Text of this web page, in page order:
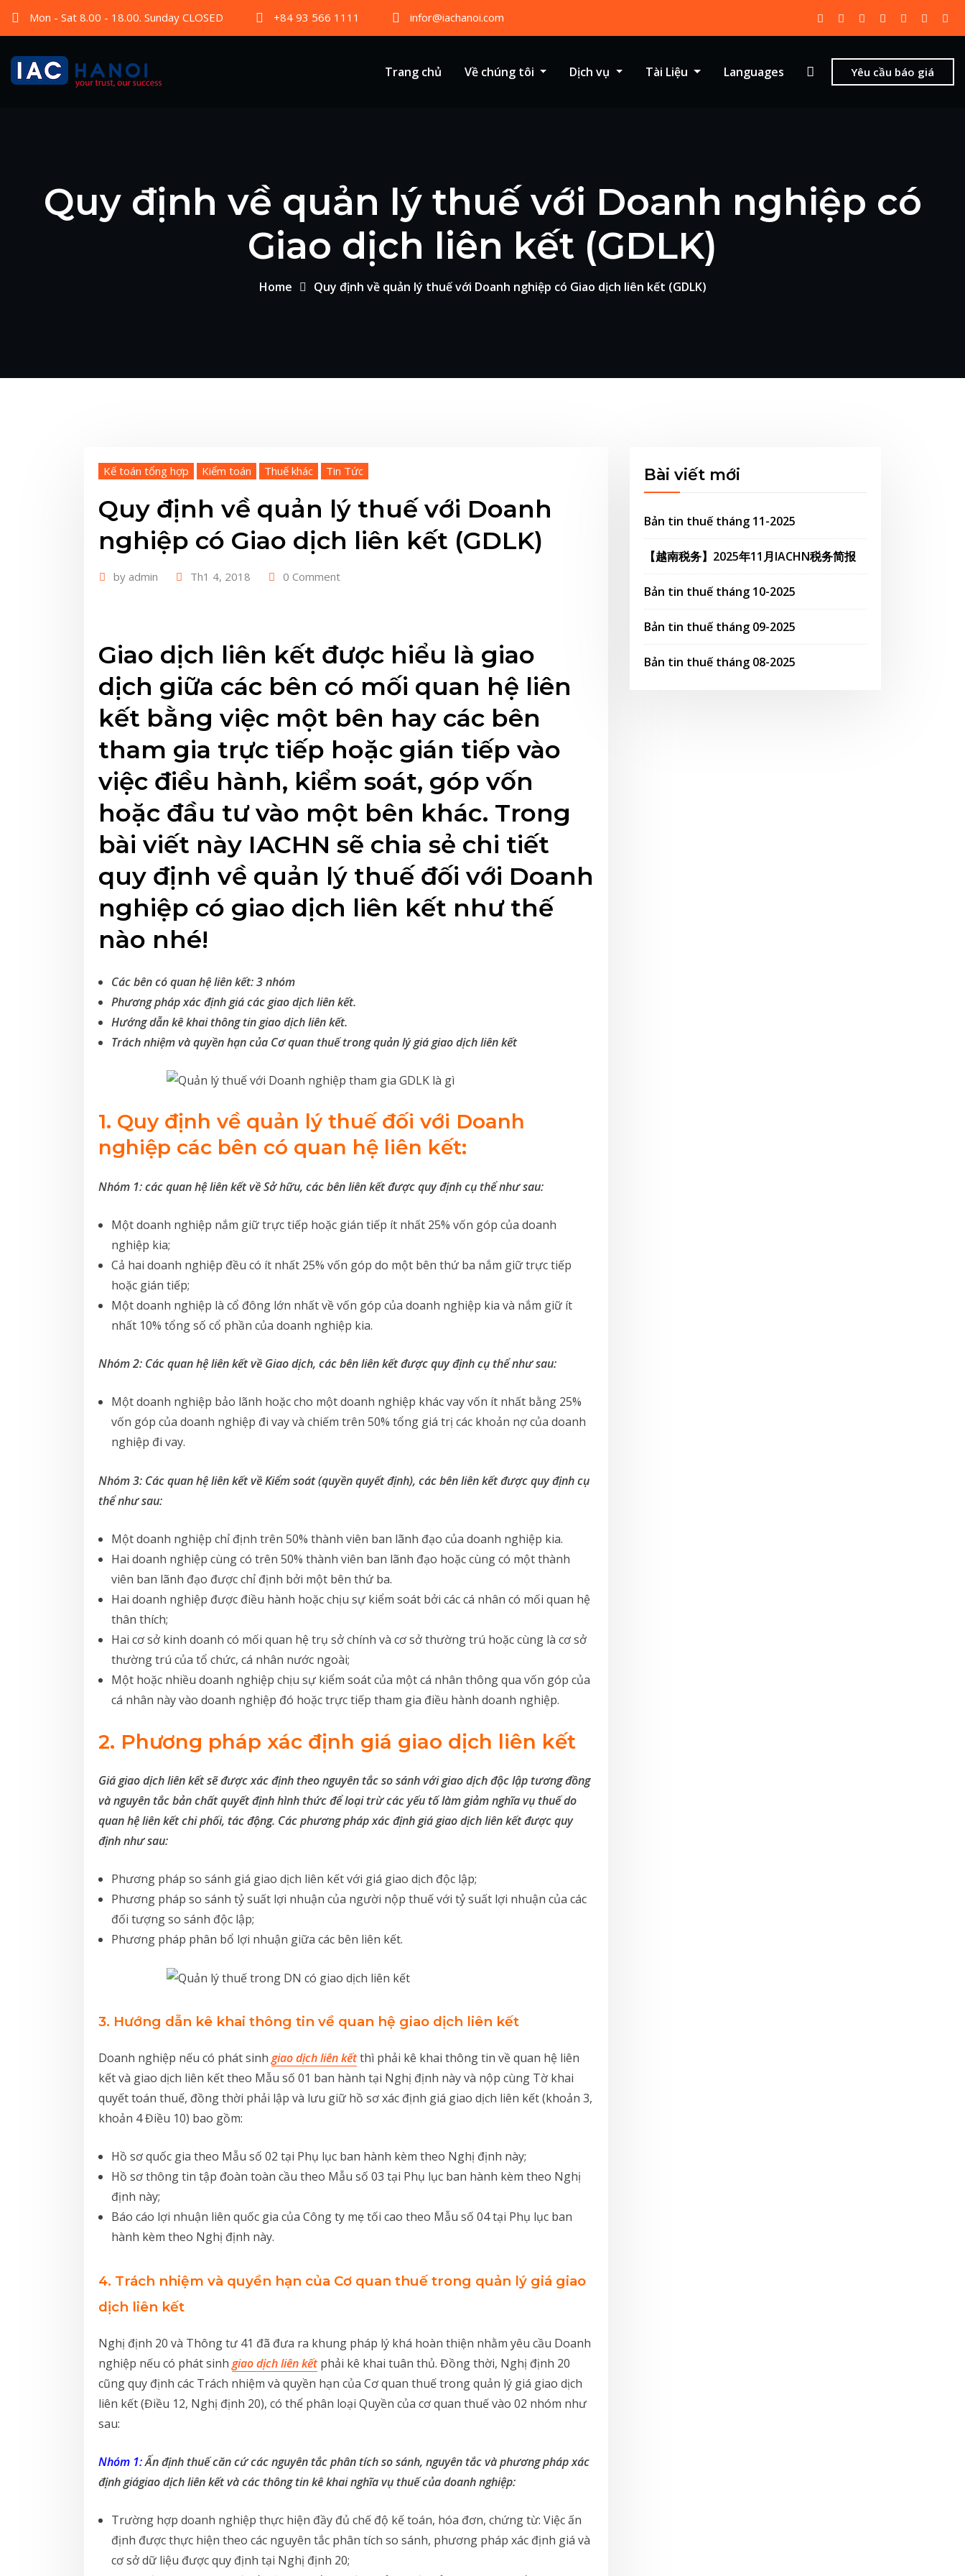
Mon - Sat 8.00 - 18.00. Sunday CLOSED +84 93 566 1111 infor@iachanoi.com
Trang chủ Về chúng tôi Dịch vụ Tài Liệu Languages Yêu cầu báo giá
Quy định về quản lý thuế với Doanh nghiệp có
Giao dịch liên kết (GDLK)
Home Quy định về quản lý thuế với Doanh nghiệp có Giao dịch liên kết (GDLK)
Kế toán tổng hợp Kiểm toán Thuế khác Tin Tức
Quy định về quản lý thuế với Doanh
nghiệp có Giao dịch liên kết (GDLK)
by admin Th1 4, 2018 0 Comment
Giao dịch liên kết được hiểu là giao
dịch giữa các bên có mối quan hệ liên
kết bằng việc một bên hay các bên
tham gia trực tiếp hoặc gián tiếp vào
việc điều hành, kiểm soát, góp vốn
hoặc đầu tư vào một bên khác. Trong
bài viết này IACHN sẽ chia sẻ chi tiết
quy định về quản lý thuế đối với Doanh
nghiệp có giao dịch liên kết như thế
nào nhé!
Các bên có quan hệ liên kết: 3 nhóm
Phương pháp xác định giá các giao dịch liên kết.
Hướng dẫn kê khai thông tin giao dịch liên kết.
Trách nhiệm và quyền hạn của Cơ quan thuế trong quản lý giá giao dịch liên kết
1. Quy định về quản lý thuế đối với Doanh
nghiệp các bên có quan hệ liên kết:
Nhóm 1: các quan hệ liên kết về Sở hữu, các bên liên kết được quy định cụ thể như sau:
Một doanh nghiệp nắm giữ trực tiếp hoặc gián tiếp ít nhất 25% vốn góp của doanh
nghiệp kia;
Cả hai doanh nghiệp đều có ít nhất 25% vốn góp do một bên thứ ba nắm giữ trực tiếp
hoặc gián tiếp;
Một doanh nghiệp là cổ đông lớn nhất về vốn góp của doanh nghiệp kia và nắm giữ ít
nhất 10% tổng số cổ phần của doanh nghiệp kia.
Nhóm 2: Các quan hệ liên kết về Giao dịch, các bên liên kết được quy định cụ thể như sau:
Một doanh nghiệp bảo lãnh hoặc cho một doanh nghiệp khác vay vốn ít nhất bằng 25%
vốn góp của doanh nghiệp đi vay và chiếm trên 50% tổng giá trị các khoản nợ của doanh
nghiệp đi vay.
Nhóm 3: Các quan hệ liên kết về Kiểm soát (quyền quyết định), các bên liên kết được quy định cụ
thể như sau:
Một doanh nghiệp chỉ định trên 50% thành viên ban lãnh đạo của doanh nghiệp kia.
Hai doanh nghiệp cùng có trên 50% thành viên ban lãnh đạo hoặc cùng có một thành
viên ban lãnh đạo được chỉ định bởi một bên thứ ba.
Hai doanh nghiệp được điều hành hoặc chịu sự kiểm soát bởi các cá nhân có mối quan hệ
thân thích;
Hai cơ sở kinh doanh có mối quan hệ trụ sở chính và cơ sở thường trú hoặc cùng là cơ sở
thường trú của tổ chức, cá nhân nước ngoài;
Một hoặc nhiều doanh nghiệp chịu sự kiểm soát của một cá nhân thông qua vốn góp của
cá nhân này vào doanh nghiệp đó hoặc trực tiếp tham gia điều hành doanh nghiệp.
2. Phương pháp xác định giá giao dịch liên kết
Giá giao dịch liên kết sẽ được xác định theo nguyên tắc so sánh với giao dịch độc lập tương đồng
và nguyên tắc bản chất quyết định hình thức để loại trừ các yếu tố làm giảm nghĩa vụ thuế do
quan hệ liên kết chi phối, tác động. Các phương pháp xác định giá giao dịch liên kết được quy
định như sau:
Phương pháp so sánh giá giao dịch liên kết với giá giao dịch độc lập;
Phương pháp so sánh tỷ suất lợi nhuận của người nộp thuế với tỷ suất lợi nhuận của các
đối tượng so sánh độc lập;
Phương pháp phân bổ lợi nhuận giữa các bên liên kết.
3. Hướng dẫn kê khai thông tin về quan hệ giao dịch liên kết
Doanh nghiệp nếu có phát sinh giao dịch liên kếtthì phải kê khai thông tin về quan hệ liên
kết và giao dịch liên kết theo Mẫu số 01 ban hành tại Nghị định này và nộp cùng Tờ khai
quyết toán thuế, đồng thời phải lập và lưu giữ hồ sơ xác định giá giao dịch liên kết (khoản 3,
khoản 4 Điều 10) bao gồm:
Hồ sơ quốc gia theo Mẫu số 02 tại Phụ lục ban hành kèm theo Nghị định này;
Hồ sơ thông tin tập đoàn toàn cầu theo Mẫu số 03 tại Phụ lục ban hành kèm theo Nghị
định này;
Báo cáo lợi nhuận liên quốc gia của Công ty mẹ tối cao theo Mẫu số 04 tại Phụ lục ban
hành kèm theo Nghị định này.
4. Trách nhiệm và quyền hạn của Cơ quan thuế trong quản lý giá giao
dịch liên kết
Nghị định 20 và Thông tư 41 đã đưa ra khung pháp lý khá hoàn thiện nhằm yêu cầu Doanh
nghiệp nếu có phát sinh giao dịch liên kếtphải kê khai tuân thủ. Đồng thời, Nghị định 20
cũng quy định các Trách nhiệm và quyền hạn của Cơ quan thuế trong quản lý giá giao dịch
liên kết (Điều 12, Nghị định 20), có thể phân loại Quyền của cơ quan thuế vào 02 nhóm như
sau:
Nhóm 1:Ấn định thuế căn cứ các nguyên tắc phân tích so sánh, nguyên tắc và phương pháp xác
định giágiao dịch liên kết và các thông tin kê khai nghĩa vụ thuế của doanh nghiệp:
Trường hợp doanh nghiệp thực hiện đầy đủ chế độ kế toán, hóa đơn, chứng từ: Việc ấn
định được thực hiện theo các nguyên tắc phân tích so sánh, phương pháp xác định giá và
cơ sở dữ liệu được quy định tại Nghị định 20;
Bài viết mới
Bản tin thuế tháng 11-2025
【越南税务】2025年11月IACHN税务简报
Bản tin thuế tháng 10-2025
Bản tin thuế tháng 09-2025
Bản tin thuế tháng 08-2025